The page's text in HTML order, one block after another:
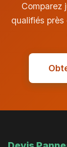
Comparez
qualifiés